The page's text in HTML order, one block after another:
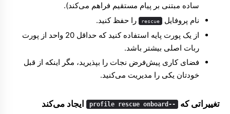
ساده مبتنی بر پیام مستقیم فراهم می‌کند).
نام پروفایل
rescue را حفظ کنید.
از یک پورت پایه استفاده کنید که حداقل 20 واحد از پورت
ربات اصلی بیشتر باشد.
فضای کاری پیش‌فرض نجات را بپذیرید، مگر اینکه از قبل
خودتان یکی را مدیریت می‌کنید.
تغییراتی که --profile rescue onboard ایجاد می‌کند